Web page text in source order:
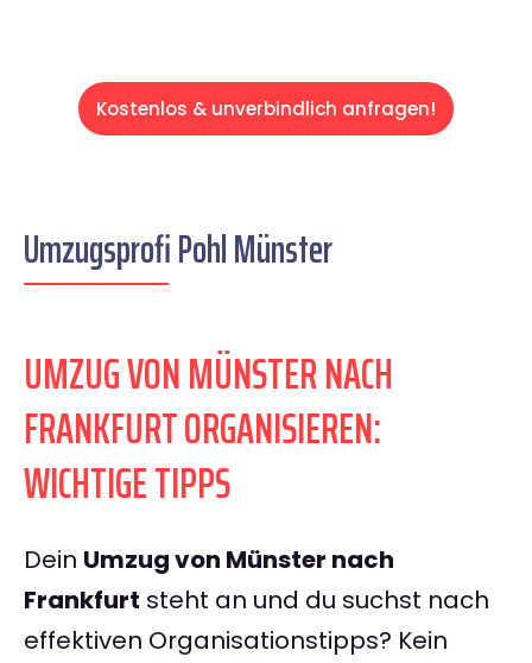
Kostenlos & unverbindlich anfragen!
Umzugsprofi Pohl Münster
UMZUG VON MÜNSTER NACH
FRANKFURT ORGANISIEREN:
WICHTIGE TIPPS
Dein Umzug von Münster nach
Frankfurt steht an und du suchst nach
effektiven Organisationstipps? Kein